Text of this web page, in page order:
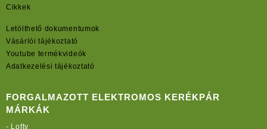
Cikkek
Letölthető dokumentumok
Vásárlói tájékoztató
Youtube termékvideók
Adatkezelési tájékoztató
FORGALMAZOTT ELEKTROMOS KERÉKPÁR
MÁRKÁK
- Lofty